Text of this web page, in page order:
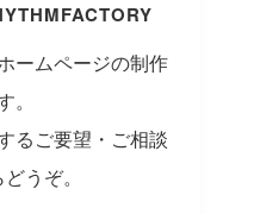
ームページの制作
。
るご要望・ご相談
うぞ。